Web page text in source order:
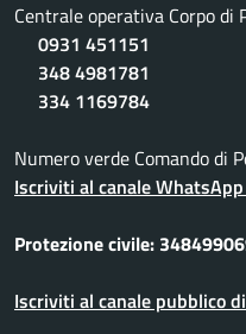
Centrale operativa Corpo di
0931 451151
348 4981781
334 1169784
Numero verde Comando di
Iscriviti al canale
Protezione civile:
Iscriviti al canale pubblico